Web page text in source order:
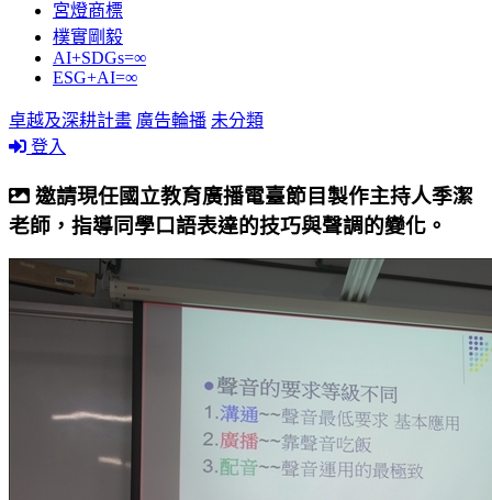
宮燈商標
樸實剛毅
AI+SDGs=∞
ESG+AI=∞
卓越及深耕計畫 廣告輪播 未分類
登入
邀請現任國立教育廣播電臺節目製作主持人季潔
老師，指導同學口語表達的技巧與聲調的變化。